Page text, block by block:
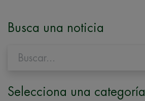
Busca una noticia
Selecciona una categoría